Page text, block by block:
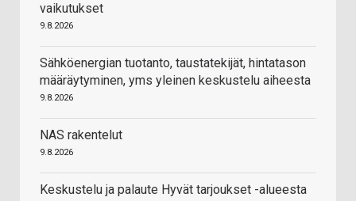
vaikutukset
9.8.2026
Sähköenergian tuotanto, taustatekijät, hintatason
määräytyminen, yms yleinen keskustelu aiheesta
9.8.2026
NAS rakentelut
9.8.2026
Keskustelu ja palaute Hyvät tarjoukset -alueesta